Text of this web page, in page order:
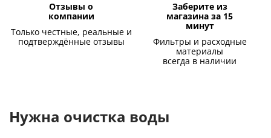
Отзывы о
компании
Только честные, реальные и
подтверждённые отзывы
Заберите из
магазина за 15
минут
Фильтры и расходные
материалы
всегда в наличии
Нужна очистка воды